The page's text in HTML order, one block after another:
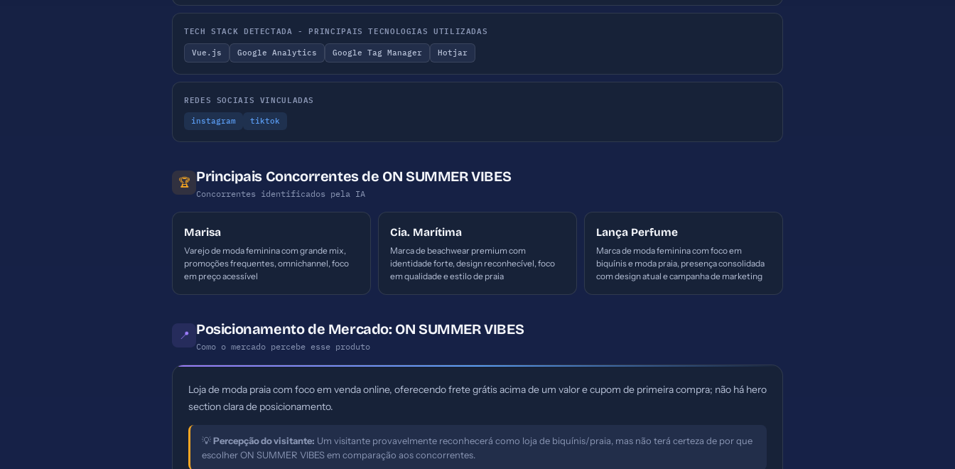
TECH STACK DETECTADA - PRINCIPAIS TECNOLOGIAS UTILIZADAS
Vue.js Google Analytics Google Tag Manager Hotjar
REDES SOCIAIS VINCULADAS
instagram tiktok
🏆 Principais Concorrentes de ON SUMMER VIBES
Concorrentes identificados pela IA
Marisa
Varejo de moda feminina com grande mix,
promoções frequentes, omnichannel, foco
em preço acessível
Cia. Marítima
Marca de beachwear premium com
identidade forte, design reconhecível, foco
em qualidade e estilo de praia
Lança Perfume
Marca de moda feminina com foco em
biquínis e moda praia, presença consolidada
com design atual e campanha de marketing
📍 Posicionamento de Mercado: ON SUMMER VIBES
Como o mercado percebe esse produto
Loja de moda praia com foco em venda online, oferecendo frete grátis acima de um valor e cupom de primeira compra; não há hero
section clara de posicionamento.
💡Percepção do visitante: Um visitante provavelmente reconhecerá como loja de biquínis/praia, mas não terá certeza de por que
escolher ON SUMMER VIBES em comparação aos concorrentes.